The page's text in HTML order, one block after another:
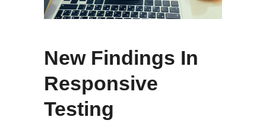
New Findings In
Responsive
Testing